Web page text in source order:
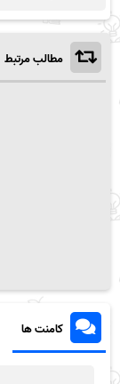
مطالب مرتبط
کامنت ها